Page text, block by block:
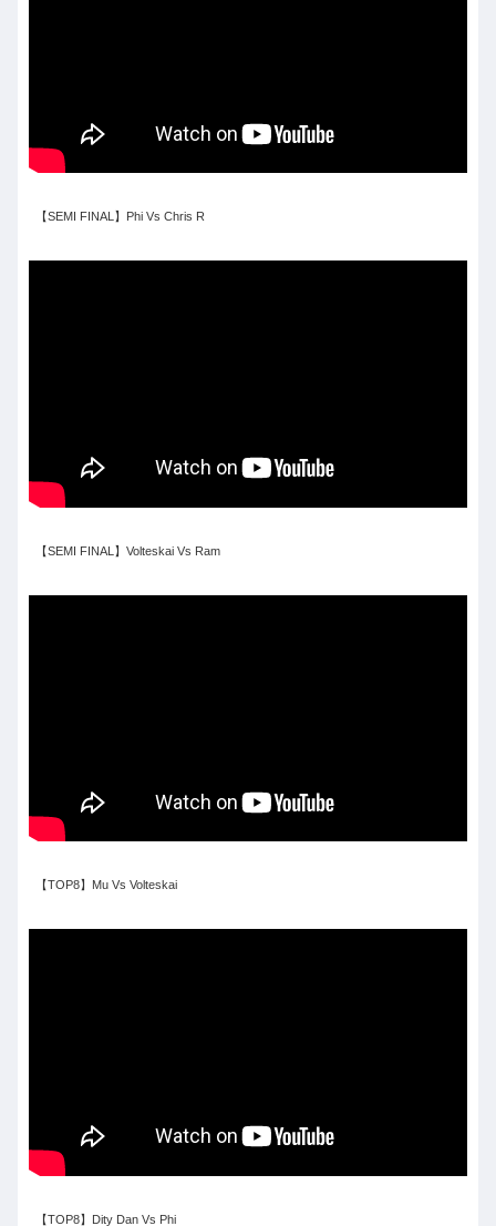
【SEMI FINAL】Phi Vs Chris R
【SEMI FINAL】Volteskai Vs Ram
【TOP8】Mu Vs Volteskai
【TOP8】Dity Dan Vs Phi